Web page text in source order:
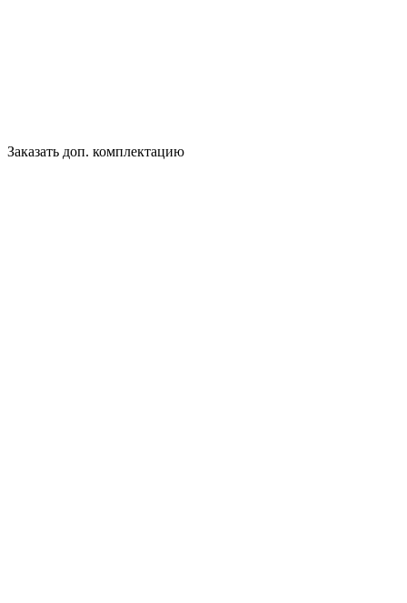
Заказать доп. комплектацию